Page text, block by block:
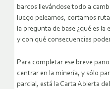
barcos llevándose todo a
luego peleamos, cortamos
la pregunta de base ¿qué es
y con qué consecuencias
Para completar ese breve
centrar en la minería, y sólo
parcial, está la Carta Abierta